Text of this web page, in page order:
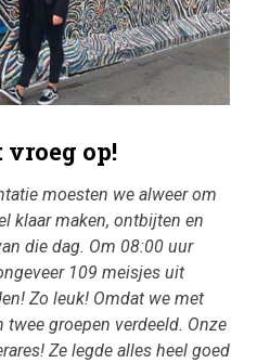
vroeg op!
moesten we alweer om
klaar maken, ontbijten en
die dag. Om 08:00 uur
109 meisjes uit
Zo leuk! Omdat we met
twee groepen verdeeld. Onze
Ze legde alles heel goed